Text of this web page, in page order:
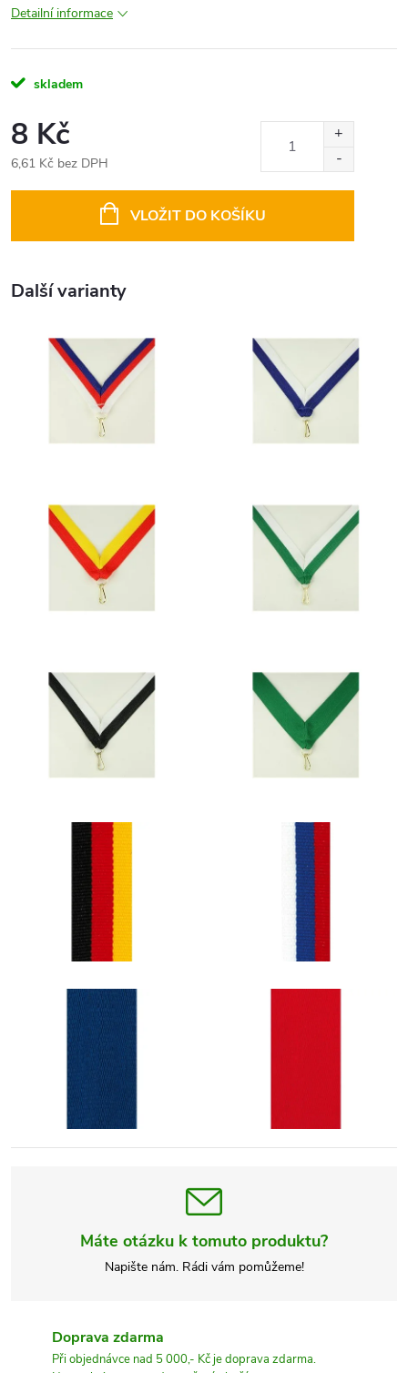
Detailní informace
skladem
8 Kč
6,61 Kč bez DPH
VLOŽIT DO KOŠÍKU
Další varianty
Máte otázku k tomuto produktu?
Napište nám. Rádi vám pomůžeme!
Doprava zdarma
Při objednávce nad 5 000,- Kč je doprava zdarma.